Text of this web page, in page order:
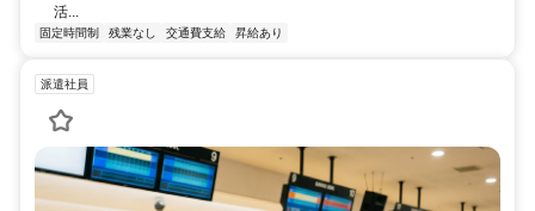
活...
固定時間制 残業なし 交通費支給 昇給あり
派遣社員